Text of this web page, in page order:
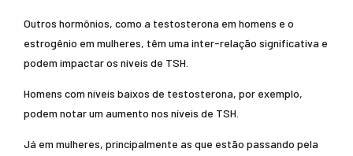
Outros hormônios, como a testosterona em homens e o
estrogênio em mulheres, têm uma inter-relação significativa e
podem impactar os níveis de TSH.
Homens com níveis baixos de testosterona, por exemplo,
podem notar um aumento nos níveis de TSH.
Já em mulheres, principalmente as que estão passando pela